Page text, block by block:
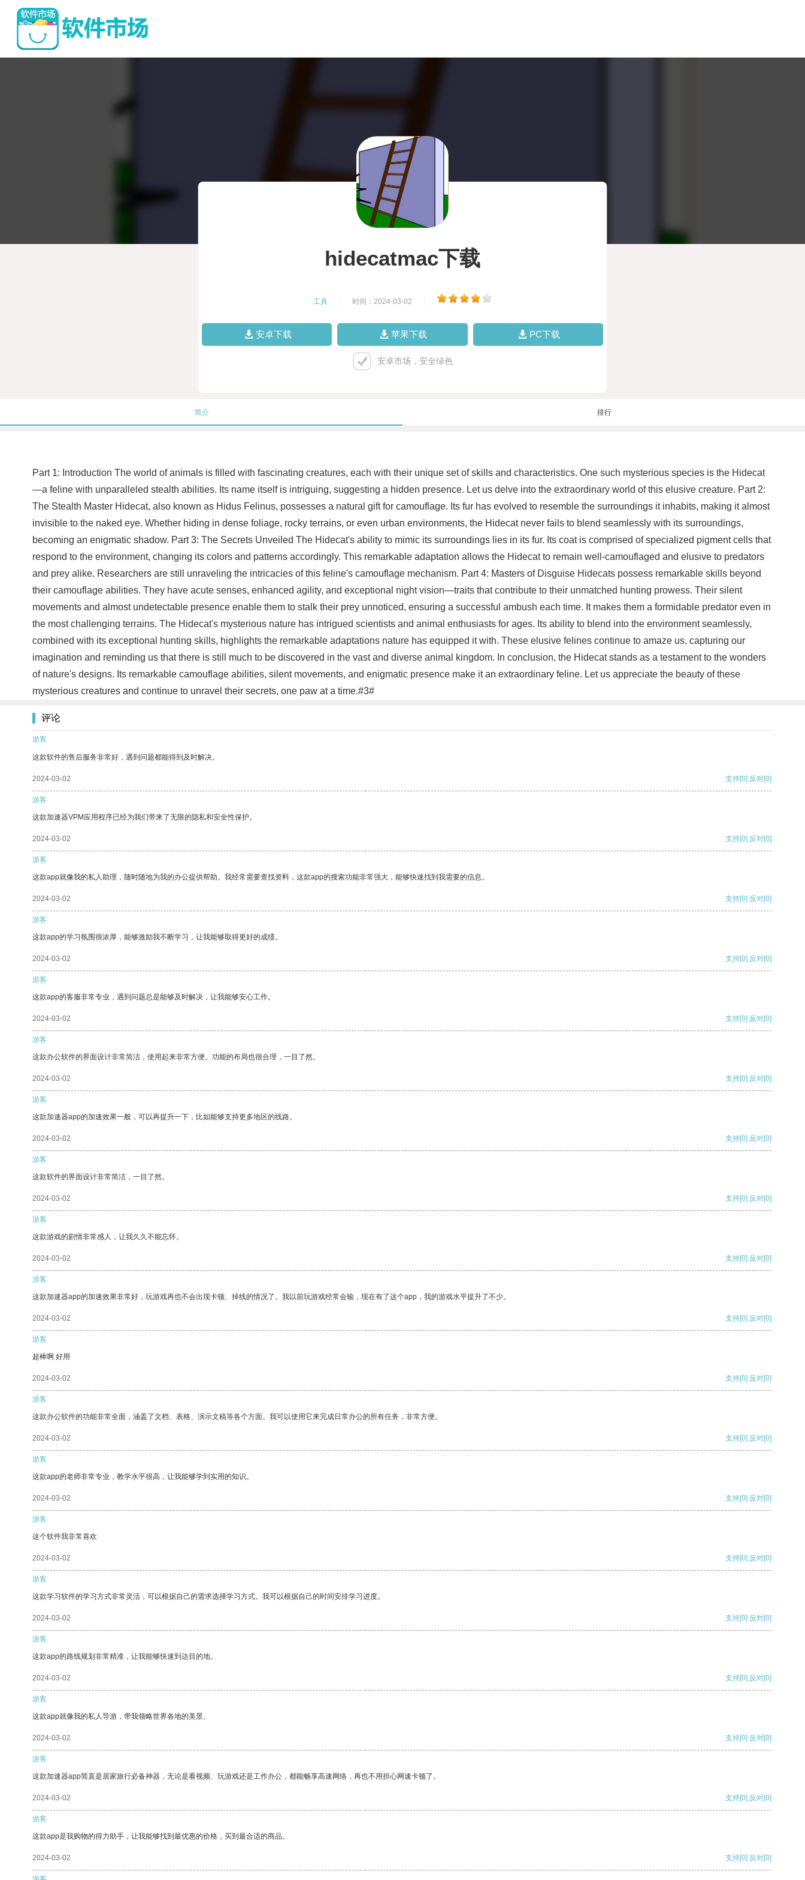
hidecatmac下载
工具 时间：2024-03-02
安卓下载 苹果下载 PC下载
安卓市场，安全绿色
简介 排行
Part 1: Introduction The world of animals is filled with fascinating creatures, each with their unique set of skills and characteristics. One such mysterious species is the Hidecat
—a feline with unparalleled stealth abilities. Its name itself is intriguing, suggesting a hidden presence. Let us delve into the extraordinary world of this elusive creature. Part 2:
The Stealth Master Hidecat, also known as Hidus Felinus, possesses a natural gift for camouflage. Its fur has evolved to resemble the surroundings it inhabits, making it almost
invisible to the naked eye. Whether hiding in dense foliage, rocky terrains, or even urban environments, the Hidecat never fails to blend seamlessly with its surroundings,
becoming an enigmatic shadow. Part 3: The Secrets Unveiled The Hidecat's ability to mimic its surroundings lies in its fur. Its coat is comprised of specialized pigment cells that
respond to the environment, changing its colors and patterns accordingly. This remarkable adaptation allows the Hidecat to remain well-camouflaged and elusive to predators
and prey alike. Researchers are still unraveling the intricacies of this feline's camouflage mechanism. Part 4: Masters of Disguise Hidecats possess remarkable skills beyond
their camouflage abilities. They have acute senses, enhanced agility, and exceptional night vision—traits that contribute to their unmatched hunting prowess. Their silent
movements and almost undetectable presence enable them to stalk their prey unnoticed, ensuring a successful ambush each time. It makes them a formidable predator even in
the most challenging terrains. The Hidecat's mysterious nature has intrigued scientists and animal enthusiasts for ages. Its ability to blend into the environment seamlessly,
combined with its exceptional hunting skills, highlights the remarkable adaptations nature has equipped it with. These elusive felines continue to amaze us, capturing our
imagination and reminding us that there is still much to be discovered in the vast and diverse animal kingdom. In conclusion, the Hidecat stands as a testament to the wonders
of nature's designs. Its remarkable camouflage abilities, silent movements, and enigmatic presence make it an extraordinary feline. Let us appreciate the beauty of these
mysterious creatures and continue to unravel their secrets, one paw at a time.#3#
评论
游客
这款软件的售后服务非常好，遇到问题都能得到及时解决。
2024-03-02 支持[0] 反对[0]
游客
这款加速器VPM应用程序已经为我们带来了无限的隐私和安全性保护。
2024-03-02 支持[0] 反对[0]
游客
这款app就像我的私人助理，随时随地为我的办公提供帮助。我经常需要查找资料，这款app的搜索功能非常强大，能够快速找到我需要的信息。
2024-03-02 支持[0] 反对[0]
游客
这款app的学习氛围很浓厚，能够激励我不断学习，让我能够取得更好的成绩。
2024-03-02 支持[0] 反对[0]
游客
这款app的客服非常专业，遇到问题总是能够及时解决，让我能够安心工作。
2024-03-02 支持[0] 反对[0]
游客
这款办公软件的界面设计非常简洁，使用起来非常方便。功能的布局也很合理，一目了然。
2024-03-02 支持[0] 反对[0]
游客
这款加速器app的加速效果一般，可以再提升一下，比如能够支持更多地区的线路。
2024-03-02 支持[0] 反对[0]
游客
这款软件的界面设计非常简洁，一目了然。
2024-03-02 支持[0] 反对[0]
游客
这款游戏的剧情非常感人，让我久久不能忘怀。
2024-03-02 支持[0] 反对[0]
游客
这款加速器app的加速效果非常好，玩游戏再也不会出现卡顿、掉线的情况了。我以前玩游戏经常会输，现在有了这个app，我的游戏水平提升了不少。
2024-03-02 支持[0] 反对[0]
游客
超棒啊 好用
2024-03-02 支持[0] 反对[0]
游客
这款办公软件的功能非常全面，涵盖了文档、表格、演示文稿等各个方面。我可以使用它来完成日常办公的所有任务，非常方便。
2024-03-02 支持[0] 反对[0]
游客
这款app的老师非常专业，教学水平很高，让我能够学到实用的知识。
2024-03-02 支持[0] 反对[0]
游客
这个软件我非常喜欢
2024-03-02 支持[0] 反对[0]
游客
这款学习软件的学习方式非常灵活，可以根据自己的需求选择学习方式。我可以根据自己的时间安排学习进度。
2024-03-02 支持[0] 反对[0]
游客
这款app的路线规划非常精准，让我能够快速到达目的地。
2024-03-02 支持[0] 反对[0]
游客
这款app就像我的私人导游，带我领略世界各地的美景。
2024-03-02 支持[0] 反对[0]
游客
这款加速器app简直是居家旅行必备神器，无论是看视频、玩游戏还是工作办公，都能畅享高速网络，再也不用担心网速卡顿了。
2024-03-02 支持[0] 反对[0]
游客
这款app是我购物的得力助手，让我能够找到最优惠的价格，买到最合适的商品。
2024-03-02 支持[0] 反对[0]